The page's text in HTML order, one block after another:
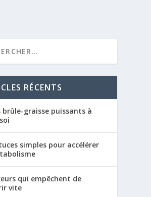
RÉCENTS
brûle-graisse puissants à
simples pour accélérer
qui empêchent de
vite